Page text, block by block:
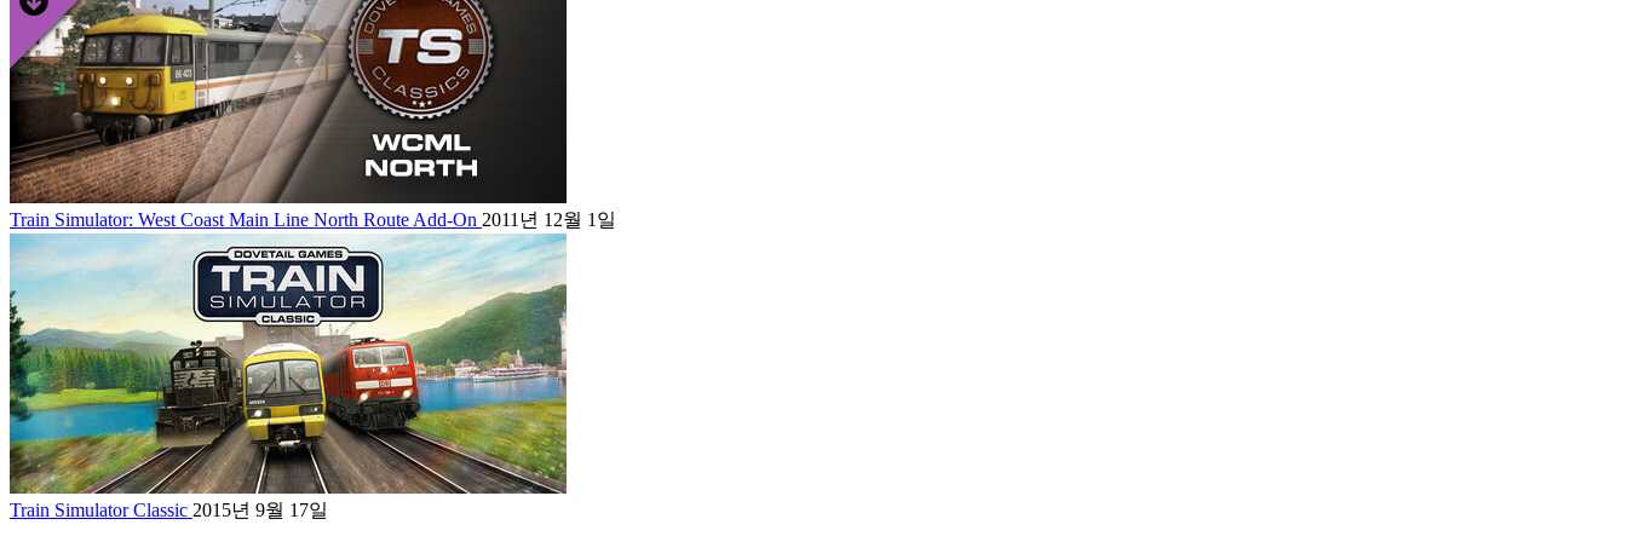
Train Simulator: West Coast Main Line North Route Add-On 2011년 12월 1일
Train Simulator Classic 2015년 9월 17일